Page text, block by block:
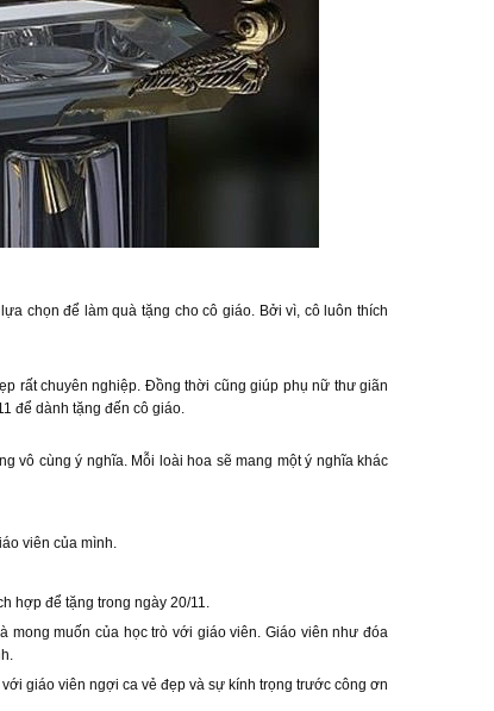
chọn để làm quà tặng cho cô giáo. Bởi vì, cô luôn thích
rất chuyên nghiệp. Đồng thời cũng giúp phụ nữ thư giãn
để dành tặng đến cô giáo.
vô cùng ý nghĩa. Mỗi loài hoa sẽ mang một ý nghĩa khác
viên của mình.
hợp để tặng trong ngày 20/11.
muốn của học trò với giáo viên. Giáo viên như đóa
giáo viên ngợi ca vẻ đẹp và sự kính trọng trước công ơn